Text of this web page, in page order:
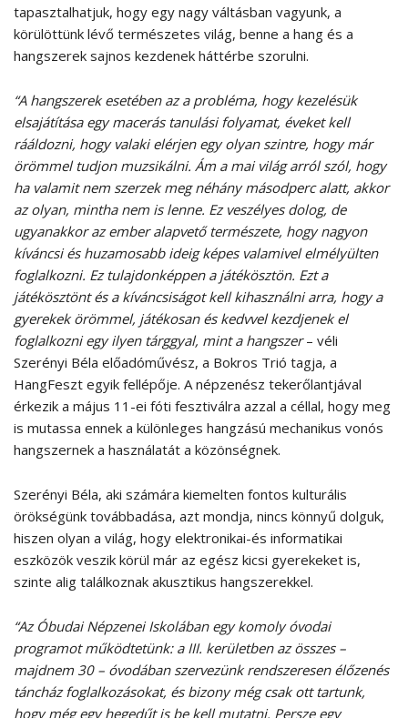
tapasztalhatjuk, hogy egy nagy váltásban vagyunk, a
körülöttünk lévő természetes világ, benne a hang és a
hangszerek sajnos kezdenek háttérbe szorulni.
“A hangszerek esetében az a probléma, hogy kezelésük
elsajátítása egy macerás tanulási folyamat, éveket kell
rááldozni, hogy valaki elérjen egy olyan szintre, hogy már
örömmel tudjon muzsikálni. Ám a mai világ arról szól, hogy
ha valamit nem szerzek meg néhány másodperc alatt, akkor
az olyan, mintha nem is lenne. Ez veszélyes dolog, de
ugyanakkor az ember alapvető természete, hogy nagyon
kíváncsi és huzamosabb ideig képes valamivel elmélyülten
foglalkozni. Ez tulajdonképpen a játékösztön. Ezt a
játékösztönt és a kíváncsiságot kell kihasználni arra, hogy a
gyerekek örömmel, játékosan és kedvvel kezdjenek el
foglalkozni egy ilyen tárggyal, mint a hangszer– véli
Szerényi Béla előadóművész, a Bokros Trió tagja, a
HangFeszt egyik fellépője. A népzenész tekerőlantjával
érkezik a május 11-ei fóti fesztiválra azzal a céllal, hogy meg
is mutassa ennek a különleges hangzású mechanikus vonós
hangszernek a használatát a közönségnek.
Szerényi Béla, aki számára kiemelten fontos kulturális
örökségünk továbbadása, azt mondja, nincs könnyű dolguk,
hiszen olyan a világ, hogy elektronikai-és informatikai
eszközök veszik körül már az egész kicsi gyerekeket is,
szinte alig találkoznak akusztikus hangszerekkel.
“Az Óbudai Népzenei Iskolában egy komoly óvodai
programot működtetünk: a III. kerületben az összes –
majdnem 30 – óvodában szervezünk rendszeresen élőzenés
táncház foglalkozásokat, és bizony még csak ott tartunk,
hogy még egy hegedűt is be kell mutatni. Persze egy